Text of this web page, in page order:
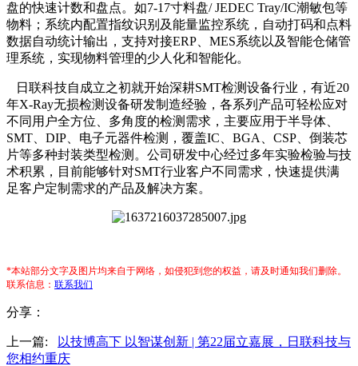
盘的快速计数和盘点。如7-17寸料盘/ JEDEC Tray/IC潮敏包等
物料；系统内配置指纹识别及能量监控系统，自动打码和点料
数据自动统计输出，支持对接ERP、MES系统以及智能仓储管
理系统，实现物料管理的少人化和智能化。
日联科技自成立之初就开始深耕SMT检测设备行业，有近20
年X-Ray无损检测设备研发制造经验，各系列产品可轻松应对
不同用户全方位、多角度的检测需求，主要应用于半导体、
SMT、DIP、电子元器件检测，覆盖IC、BGA、CSP、倒装芯
片等多种封装类型检测。公司研发中心经过多年实验检验与技
术积累，目前能够针对SMT行业客户不同需求，快速提供满
足客户定制需求的产品及解决方案。
*本站部分文字及图片均来自于网络，如侵犯到您的权益，请及时通知我们删除。
联系信息： 联系我们
分享：
上一篇:
以技博高下 以智谋创新 | 第22届立嘉展，日联科技与
您相约重庆